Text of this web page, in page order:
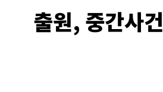
출원, 중간사건